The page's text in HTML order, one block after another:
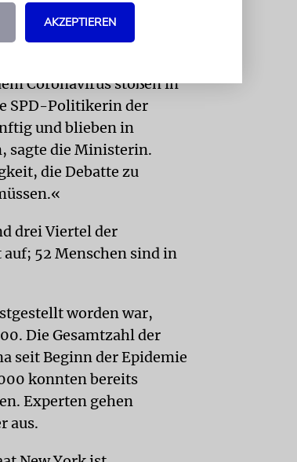
die Debatte um eine
Coronavirus stoßen in
SPD-Politikerin der
und blieben in
sagte die Ministerin.
die Debatte zu
drei Viertel der
52 Menschen sind in
worden war,
Die Gesamtzahl der
seit Beginn der Epidemie
konnten bereits
Experten gehen
aus.
AKZEPTIEREN